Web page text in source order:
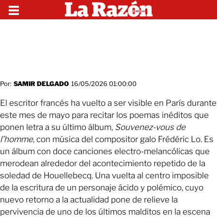
Por: SAMIR DELGADO 16/05/2026 01:00:00
El escritor francés ha vuelto a ser visible en París durante
este mes de mayo para recitar los poemas inéditos que
ponen letra a su último álbum, Souvenez-vous de
l’homme, con música del compositor galo Frédéric Lo. Es
un álbum con doce canciones electro-melancólicas que
merodean alrededor del acontecimiento repetido de la
soledad de Houellebecq. Una vuelta al centro imposible
de la escritura de un personaje ácido y polémico, cuyo
nuevo retorno a la actualidad pone de relieve la
pervivencia de uno de los últimos malditos en la escena